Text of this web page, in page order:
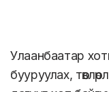
Улаанбаатар
бууруулах,